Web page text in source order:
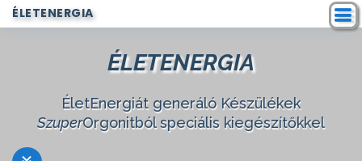
ÉLETENERGIA
ÉLETENERGIA
ÉletEnergiát generáló Készülékek
SzuperOrgonitból speciális kiegészítőkkel